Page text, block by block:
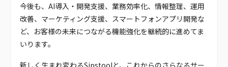
今後も、AI導入・開発支援、業務効率化、情報整理、運用
改善、マーケティング支援、スマートフォンアプリ開発な
ど、お客様の未来につながる機能強化を継続的に進めてま
いります。
新しく生まれ変わるSipstoolと、これからのさらなるサー